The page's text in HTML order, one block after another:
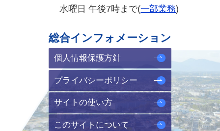
水曜日 午後7時まで(一部業務)
総合インフォメーション
個人情報保護方針
プライバシーポリシー
サイトの使い方
このサイトについて